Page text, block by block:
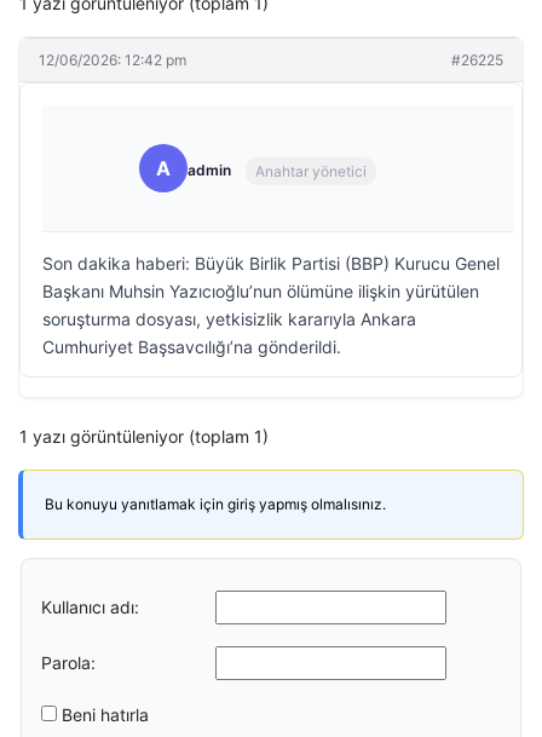
12/06/2026: 12:42 pm #26225
A admin Anahtar yönetici
Son dakika haberi: Büyük Birlik Partisi (BBP) Kurucu Genel
Başkanı Muhsin Yazıcıoğlu’nun ölümüne ilişkin yürütülen
soruşturma dosyası, yetkisizlik kararıyla Ankara
Cumhuriyet Başsavcılığı’na gönderildi.
1 yazı görüntüleniyor (toplam 1)
Bu konuyu yanıtlamak için giriş yapmış olmalısınız.
Kullanıcı adı:
Parola:
Beni hatırla